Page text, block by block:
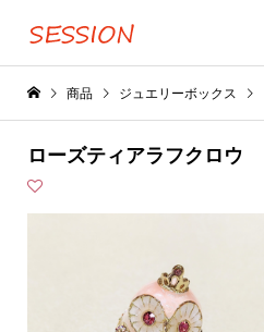
商品 ジュエリーボックス
ローズティアラフクロウ